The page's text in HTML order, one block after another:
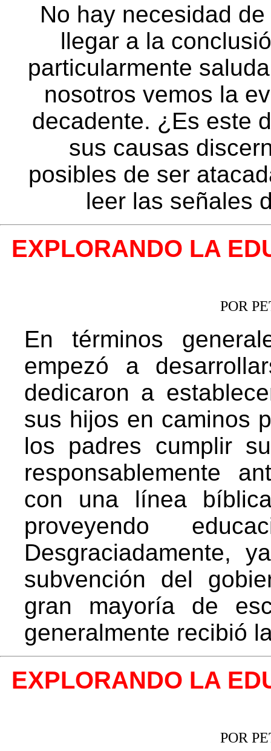
No hay necesidad
llegar a la
particularmente
nosotros vemos la
decadente. ¿Es este
sus causas
posibles de ser
leer las señales
EXPLORANDO LA
POR
En términos
empezó a
dedicaron a
sus hijos en caminos
los padres cumplir
responsablemente
con una línea
proveyendo
Desgraciadamente,
subvención del
gran mayoría de
generalmente recibió
EXPLORANDO LA
POR